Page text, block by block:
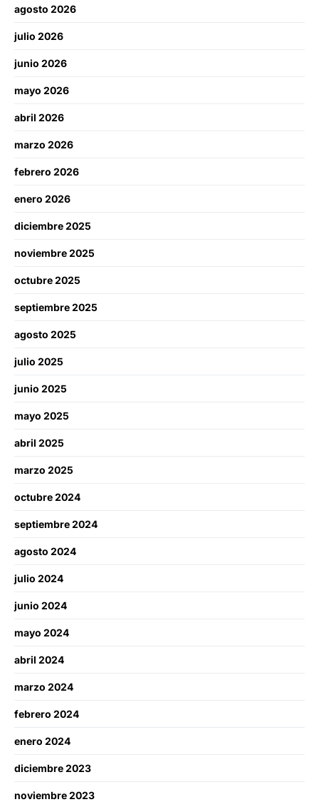
agosto 2026
julio 2026
junio 2026
mayo 2026
abril 2026
marzo 2026
febrero 2026
enero 2026
diciembre 2025
noviembre 2025
octubre 2025
septiembre 2025
agosto 2025
julio 2025
junio 2025
mayo 2025
abril 2025
marzo 2025
octubre 2024
septiembre 2024
agosto 2024
julio 2024
junio 2024
mayo 2024
abril 2024
marzo 2024
febrero 2024
enero 2024
diciembre 2023
noviembre 2023